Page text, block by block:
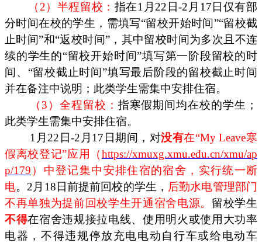
（2）半程留校： 指在1月22日-2月17日仅有部
分时间在校的学生，需填写“留校开始时间”“留校截
止时间”和“返校时间”，其中留校时间为多次且不连
续的学生的“留校开始时间”填写第一阶段留校的时
间、“留校截止时间”填写最后阶段的留校截止时间
并在备注中说明；此类学生需集中安排住宿。
（3）全程留校： 指寒假期间均在校的学生；
此类学生需集中安排住宿。
1月22日-2月17日期间，对没有在“My Leave寒
假离校登记”应用（https://xmuxg.xmu.edu.cn/xmu/ap
p/179 ）中登记集中安排住宿的宿舍，实行统一断
电。2月18日前提前回校的学生， 后勤水电管理部门
不再单独为提前回校学生开通宿舍电源。 留校学生
不得在宿舍违规接拉电线、使用明火或使用大功率
电器，不得违规停放充电电动自行车或给电动车